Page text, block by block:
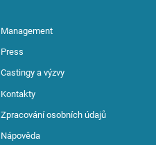
Management
Press
Castingy a výzvy
Kontakty
Zpracování osobních údajů
Nápověda